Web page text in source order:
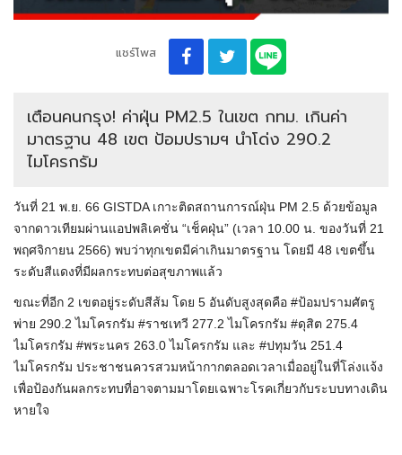
แชร์โพส
เตือนคนกรุง! ค่าฝุ่น PM2.5 ในเขต กทม. เกินค่า
มาตรฐาน 48 เขต ป้อมปรามฯ นำโด่ง 290.2
ไมโครกรัม
วันที่ 21 พ.ย. 66 GISTDA เกาะติดสถานการณ์ฝุ่น PM 2.5 ด้วยข้อมูล
จากดาวเทียมผ่านแอปพลิเคชั่น “เช็คฝุ่น” (เวลา 10.00 น. ของวันที่ 21
พฤศจิกายน 2566) พบว่าทุกเขตมีค่าเกินมาตรฐาน โดยมี 48 เขตขึ้น
ระดับสีแดงที่มีผลกระทบต่อสุขภาพแล้ว
ขณะที่อีก 2 เขตอยู่ระดับสีส้ม โดย 5 อันดับสูงสุดคือ #ป้อมปรามศัตรู
พ่าย 290.2 ไมโครกรัม #ราชเทวี 277.2 ไมโครกรัม #ดุสิต 275.4
ไมโครกรัม #พระนคร 263.0 ไมโครกรัม และ #ปทุมวัน 251.4
ไมโครกรัม ประชาชนควรสวมหน้ากากตลอดเวลาเมื่ออยู่ในที่โล่งแจ้ง
เพื่อป้องกันผลกระทบที่อาจตามมาโดยเฉพาะโรคเกี่ยวกับระบบทางเดิน
หายใจ